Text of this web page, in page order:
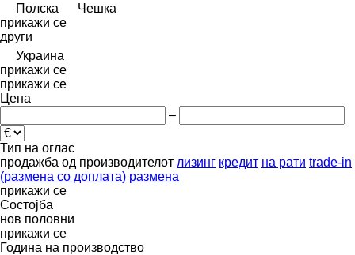
Полска
Чешка
прикажи се
други
Украина
прикажи се
прикажи се
Цена
–
Тип на оглас
продажба од производителот лизинг кредит на рати trade-in
(размена со доплата) размена
прикажи се
Состојба
нов половни
прикажи се
Година на производство